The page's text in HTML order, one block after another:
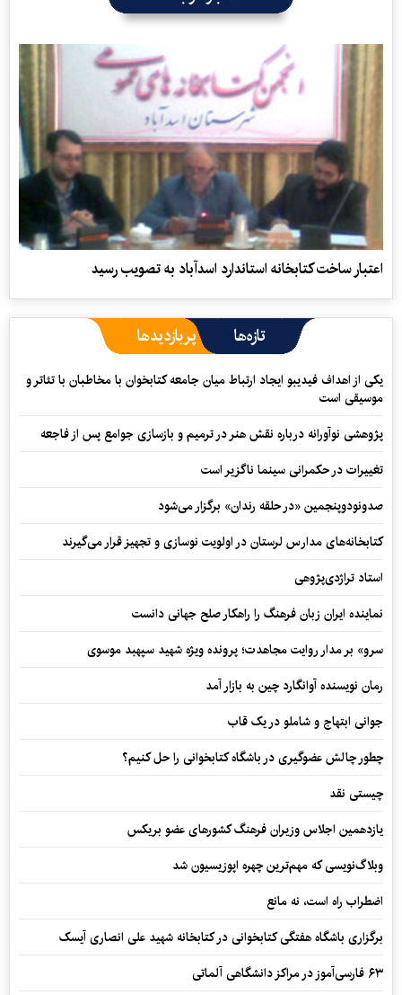
اعتبار ساخت کتابخانه استاندارد اسدآباد به‌ تصویب رسید
تازه‌ها پربازدیدها
یکی از اهداف فیدیبو ایجاد ارتباط میان جامعه کتابخوان با مخاطبان با تئاتر و
موسیقی است
پژوهشی نوآورانه درباره نقش هنر در ترمیم و بازسازی جوامع پس از فاجعه
تغییرات در حکمرانی سینما ناگزیر است
صدونودوپنجمین «در حلقه رندان» برگزار می‌شود
کتابخانه‌های مدارس لرستان در اولویت نوسازی و تجهیز قرار می‌گیرند
استاد تراژدی‌پژوهی
نماینده ایران زبان فرهنگ را راهکار صلح جهانی دانست
سرو» بر مدار روایت مجاهدت؛ پرونده ویژه شهید سپهبد موسوی
رمان نویسنده آوانگارد چین به بازار آمد
جوانی ابتهاج و شاملو در یک قاب
چطور چالش عضوگیری در باشگاه کتابخوانی را حل کنیم؟
چیستی نقد
یازدهمین اجلاس وزیران فرهنگ کشورهای عضو بریکس
وبلاگ‌نویسی که مهم‌ترین چهره اپوزیسیون شد
اضطراب راه است، نه مانع
برگزاری باشگاه هفتگی کتابخوانی در کتابخانه شهید علی انصاری آیسک
۶۳ فارسی‌آموز در مراکز دانشگاهی آلماتی